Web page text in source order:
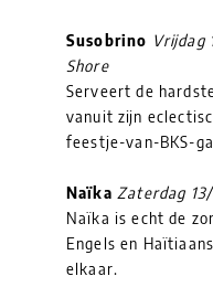
Susobrino Vrijdag
Shore
Serveert de
vanuit zijn
feestje-van-BKS-
Naïka Zaterdag
Naïka is echt de
Engels en
elkaar.